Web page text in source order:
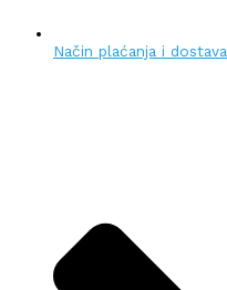
Način plaćanja i dostava